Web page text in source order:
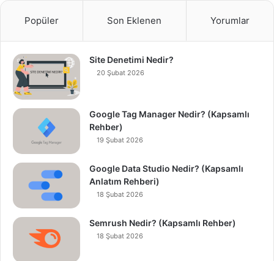
Popüler Son Eklenen Yorumlar
Site Denetimi Nedir?
20 Şubat 2026
Google Tag Manager Nedir? (Kapsamlı
Rehber)
19 Şubat 2026
Google Data Studio Nedir? (Kapsamlı
Anlatım Rehberi)
18 Şubat 2026
Semrush Nedir? (Kapsamlı Rehber)
18 Şubat 2026